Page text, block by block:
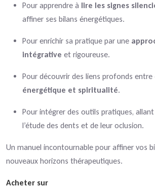
Pour apprendre à lire les signes
affiner ses bilans énergétiques.
Pour enrichir sa pratique par une
intégrative et rigoureuse.
Pour découvrir des liens profonds entre
énergétique et spiritualité.
Pour intégrer des outils pratiques,
l’étude des dents et de leur oclusion.
Un manuel incontournable pour affiner vos
nouveaux horizons thérapeutiques.
Acheter sur